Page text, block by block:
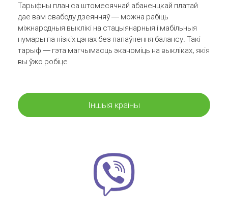
Тарыфны план са штомесячнай абаненцкай платай
дае вам свабоду дзеянняў — можна рабіць
міжнародныя выклікі на стацыянарныя і мабільныя
нумары па нізкіх цэнах без папаўнення балансу. Такі
тарыф — гэта магчымасць эканоміць на выкліках, якія
вы ўжо робіце
Іншыя краіны